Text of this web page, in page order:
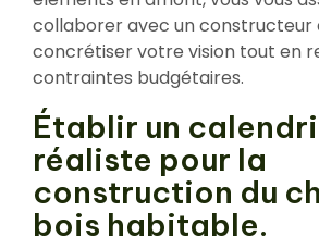
collaborer avec un constructeur
concrétiser votre vision tout en
contraintes budgétaires.
Établir un
réaliste pour la
construction du
bois habitable.